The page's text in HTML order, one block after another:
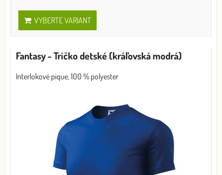
VYBERTE VARIANT
Fantasy - Tričko detské (kráľovská modrá)
Interlokové pique, 100 % polyester